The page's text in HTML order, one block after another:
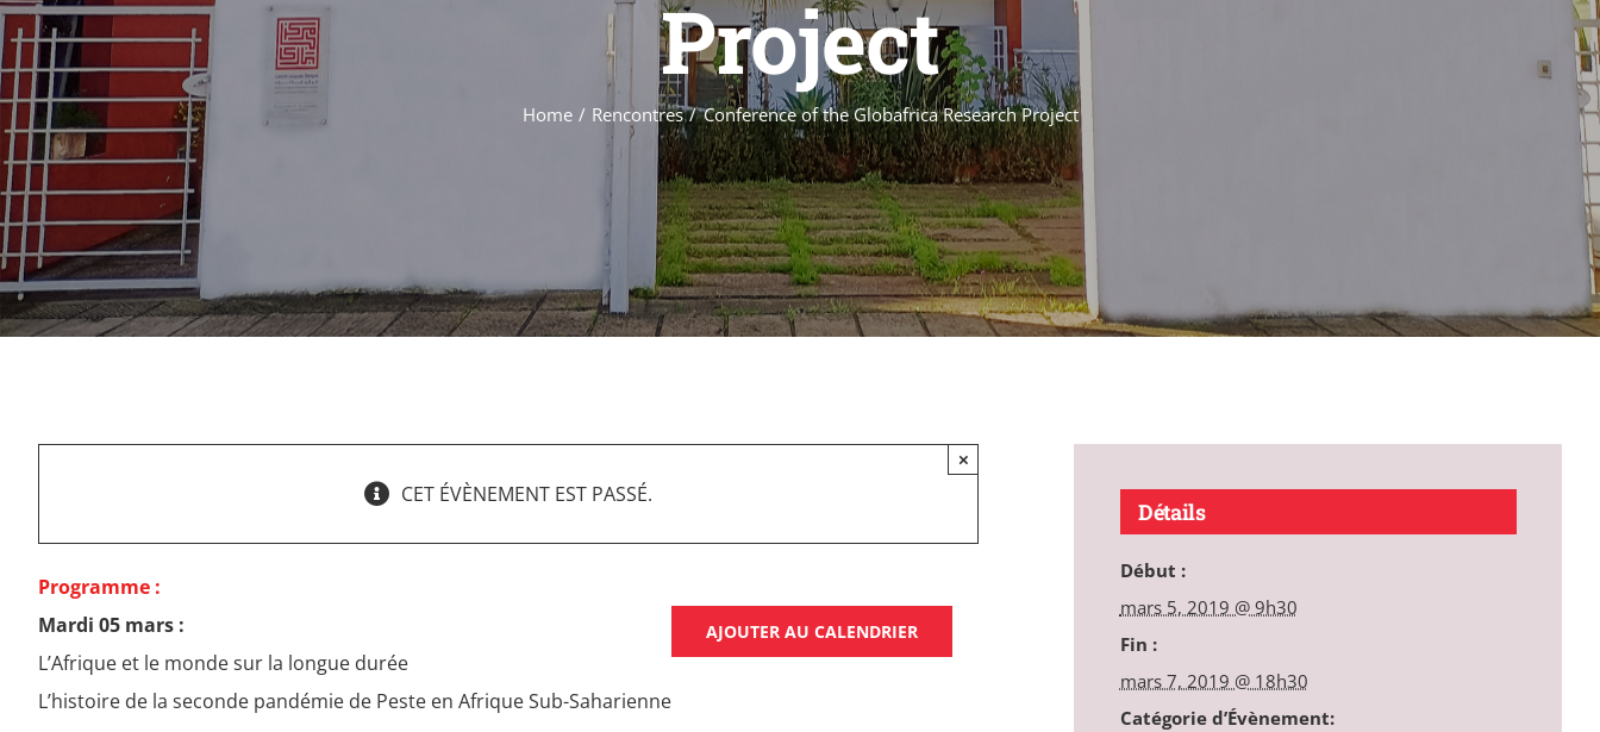
Project
Home Rencontres Conference of the Globafrica Research Project
CET ÉVÈNEMENT EST PASSÉ.
×
Globafrica
Research
Project
mars
5,
2019
@
9h30
7,
18h30
Programme :
Mardi 05 mars :
L’Afrique et le monde sur la longue durée
L’histoire de la seconde pandémie de Peste en Afrique Sub-Saharienne
AJOUTER AU CALENDRIER
Détails
Début :
mars 5, 2019 @ 9h30
Fin :
mars 7, 2019 @ 18h30
Catégorie d’Évènement: